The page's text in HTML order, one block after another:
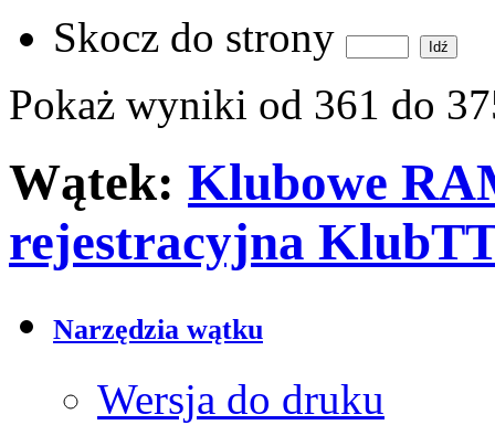
Skocz do strony
Pokaż wyniki od 361 do
Wątek: Klubowe
rejestracyjna
Narzędzia wątku
Wersja do druku